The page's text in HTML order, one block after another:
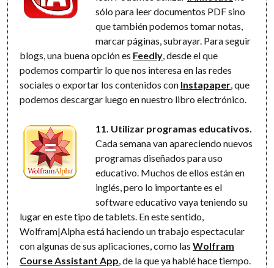
sólo para leer documentos PDF sino
que también podemos tomar notas,
marcar páginas, subrayar. Para seguir
blogs, una buena opción es Feedly, desde el que
podemos compartir lo que nos interesa en las redes
sociales o exportar los contenidos con Instapaper, que
podemos descargar luego en nuestro libro electrónico.
11. Utilizar programas educativos.
Cada semana van apareciendo nuevos
programas diseñados para uso
educativo. Muchos de ellos están en
inglés, pero lo importante es el
software educativo vaya teniendo su
lugar en este tipo de tablets. En este sentido,
Wolfram|Alpha está haciendo un trabajo espectacular
con algunas de sus aplicaciones, como lasWolfram
Course Assistant App, de la que ya hablé hace tiempo.